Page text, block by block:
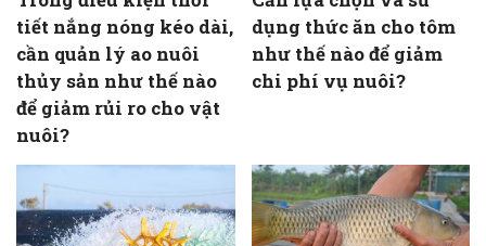
tiết nắng nóng kéo dài,
cần quản lý ao nuôi
thủy sản như thế nào
để giảm rủi ro cho vật
nuôi?
dụng thức ăn cho tôm
như thế nào để giảm
chi phí vụ nuôi?